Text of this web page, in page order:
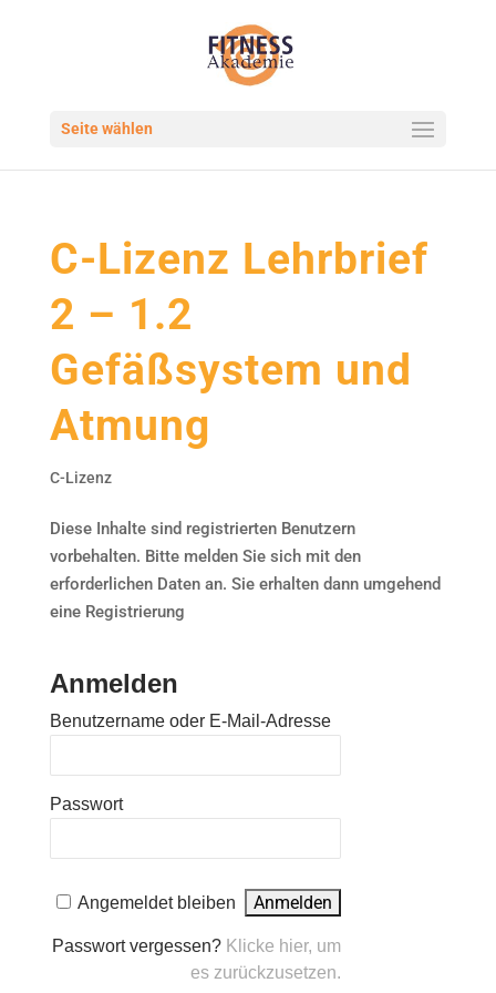
Seite wählen
C-Lizenz Lehrbrief
2 – 1.2
Gefäßsystem und
Atmung
C-Lizenz
Diese Inhalte sind registrierten Benutzern
vorbehalten. Bitte melden Sie sich mit den
erforderlichen Daten an. Sie erhalten dann umgehend
eine Registrierung
Anmelden
Benutzername oder E-Mail-Adresse
Passwort
Angemeldet bleiben
Passwort vergessen? Klicke hier, um
es zurückzusetzen.